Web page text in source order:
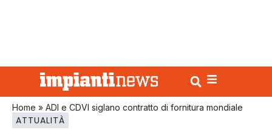
Home » ADI e CDVI siglano contratto di fornitura mondiale
ATTUALITÀ